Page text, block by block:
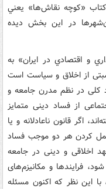
«کوچه نقاش‌ها» يعني
در اين بخش ديده
و اقتصادي در ايران» به
از اخلاق و سیاست است
کلی در نظم مدرن جامعه و
از فساد دینی متمایز
اگر قانون ناعادلانه و یا
عمل کردن هر دو موجب فساد
اخلاقی و دینی در جامعه
فرایندها و مکانیزم‌های
اين نظر که اکنون مسئله